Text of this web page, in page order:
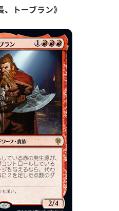
、トーブラン》